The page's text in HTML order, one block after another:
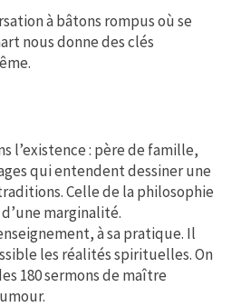
à bâtons rompus où se
nous donne des clés
l’existence : père de famille,
qui entendent dessiner une
Celle de la philosophie
marginalité.
à sa pratique. Il
les réalités spirituelles. On
180 sermons de maître